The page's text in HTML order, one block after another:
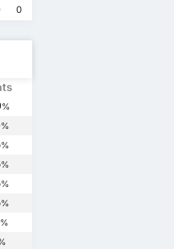
0
%
%
%
%
%
%
%